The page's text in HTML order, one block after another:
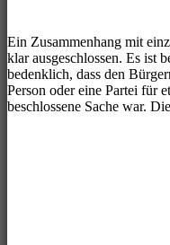
Ein Zusammenhang mit
klar ausgeschlossen. Es ist
bedenklich, dass den
Person oder eine Partei für
beschlossene Sache war.